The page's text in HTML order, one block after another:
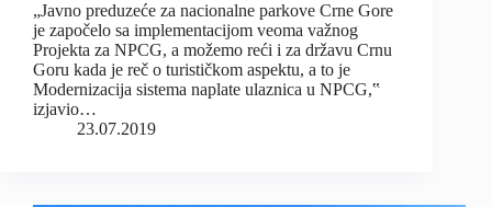
„Javno preduzeće za nacionalne parkove Crne Gore
je započelo sa implementacijom veoma važnog
Projekta za NPCG, a možemo reći i za državu Crnu
Goru kada je reč o turističkom aspektu, a to je
Modernizacija sistema naplate ulaznica u NPCG,‟
izjavio…
23.07.2019